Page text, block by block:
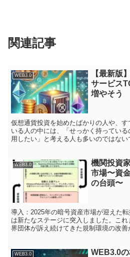
関連記事
WEB3.0
【最新版
サービス
増やそう
仮想通貨投資を始めたばかりの人や、
いる人の中には、「せっかく持ってい
用したい」と考える人も多いのではな
WEB3.0
機関投資
市場〜資
の台頭〜
導入：2025年の暗号資産市場が迎えた
は新たなステージに突入しました。こ
界団体が訴え続けてきた規制環境の改
WEB3.0
WEB3.0